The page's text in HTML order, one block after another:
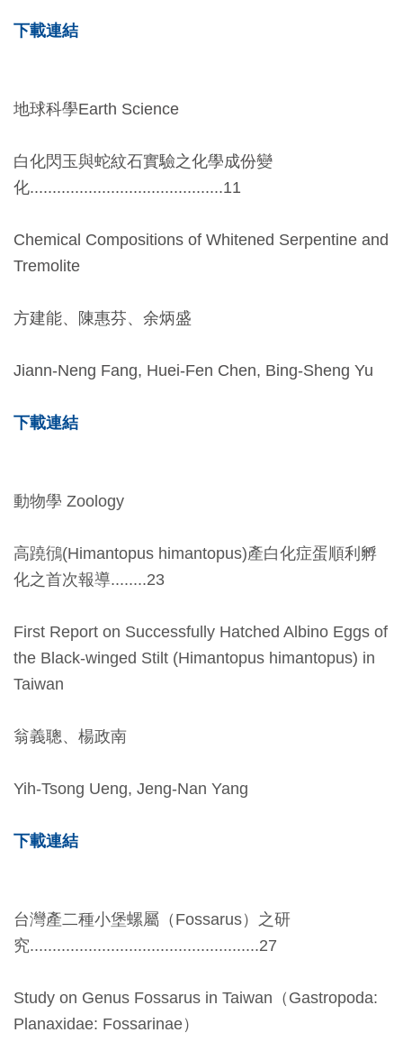
服
政
公
開
訊
隱
權
訊
全
宣
資
料
放
告
著
聲
明
回
首
下載連結
地球科學Earth Science
白化閃玉與蛇紋石實驗之化學成份變
化...........................................11
Chemical Compositions of Whitened Serpentine and
Tremolite
方建能、陳惠芬、余炳盛
Jiann-Neng Fang, Huei-Fen Chen, Bing-Sheng Yu
下載連結
動物學 Zoology
高蹺鴴(Himantopus himantopus)產白化症蛋順利孵
化之首次報導........23
First Report on Successfully Hatched Albino Eggs of
the Black-winged Stilt (Himantopus himantopus) in
Taiwan
翁義聰、楊政南
Yih-Tsong Ueng, Jeng-Nan Yang
下載連結
台灣產二種小堡螺屬（Fossarus）之研
究...................................................27
Study on Genus Fossarus in Taiwan（Gastropoda:
Planaxidae: Fossarinae）